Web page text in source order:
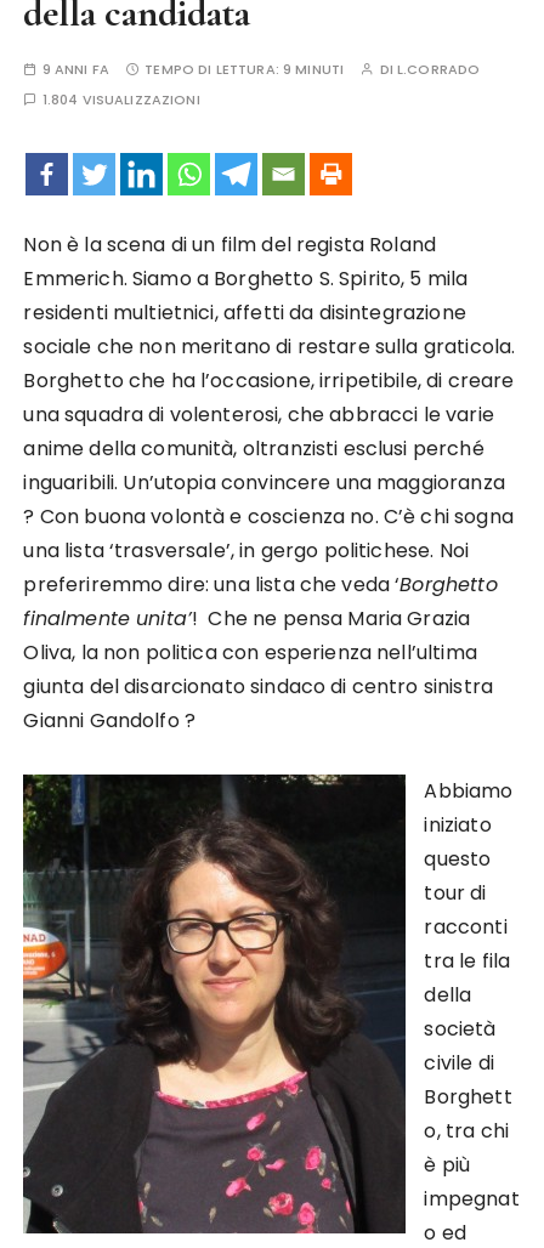
della candidata
9 ANNI FA TEMPO DI LETTURA: 9 MINUTI DI L.CORRADO
1.804 VISUALIZZAZIONI
Non è la scena di un film del regista Roland
Emmerich. Siamo a Borghetto S. Spirito, 5 mila
residenti multietnici, affetti da disintegrazione
sociale che non meritano di restare sulla graticola.
Borghetto che ha l’occasione, irripetibile, di creare
una squadra di volenterosi, che abbracci le varie
anime della comunità, oltranzisti esclusi perché
inguaribili. Un’utopia convincere una maggioranza
? Con buona volontà e coscienza no. C’è chi sogna
una lista ‘trasversale’, in gergo politichese. Noi
preferiremmo dire: una lista che veda ‘Borghetto
finalmente unita’! Che ne pensa Maria Grazia
Oliva, la non politica con esperienza nell’ultima
giunta del disarcionato sindaco di centro sinistra
Gianni Gandolfo ?
Abbiamo
iniziato
questo
tour di
racconti
tra le fila
della
società
civile di
Borghett
o, tra chi
è più
impegnat
o ed